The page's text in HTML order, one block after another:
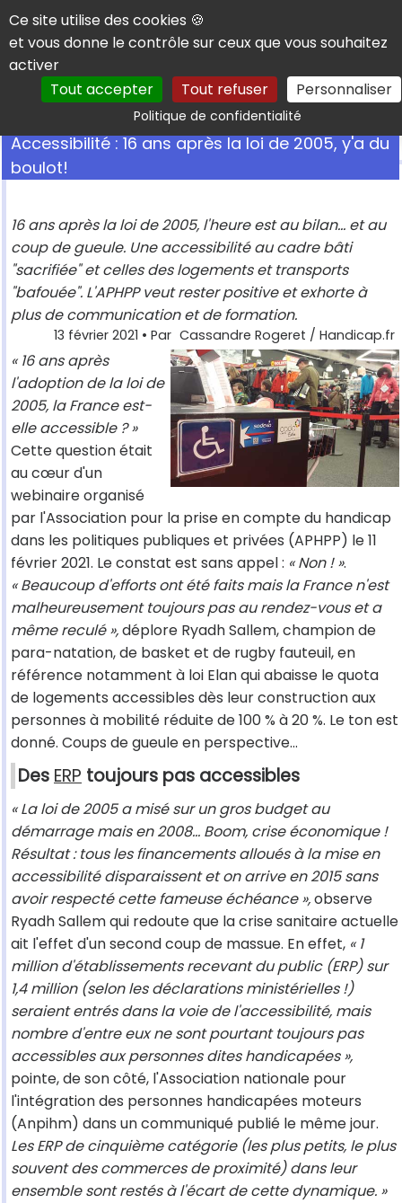
Panneau de gestion des cookies
Ce site utilise des cookies 🍪
et vous donne le contrôle sur ceux que vous souhaitez
activer
Tout accepter
Tout refuser Personnaliser
Politique de confidentialitéRechercher
Accessibilité : 16 ans après la loi de 2005, y'a du
boulot!
16 ans après la loi de 2005, l'heure est au bilan... et au
coup de gueule. Une accessibilité au cadre bâti
"sacrifiée" et celles des logements et transports
"bafouée". L'APHPP veut rester positive et exhorte à
plus de communication et de formation.
13 février 2021 • Par Cassandre Rogeret / Handicap.fr
« 16 ans après
l'adoption de la loi de
2005, la France est-
elle accessible ? »
Cette question était
au cœur d'un
webinaire organisé
par l'Association pour la prise en compte du handicap
dans les politiques publiques et privées (APHPP) le 11
février 2021. Le constat est sans appel : « Non ! ».
« Beaucoup d'efforts ont été faits mais la France n'est
malheureusement toujours pas au rendez-vous et a
même reculé »,déplore Ryadh Sallem, champion de
para-natation, de basket et de rugby fauteuil, en
référence notamment à loi Elan qui abaisse le quota
de logements accessibles dès leur construction aux
personnes à mobilité réduite de 100 % à 20 %. Le ton est
donné. Coups de gueule en perspective...
Des ERP toujours pas accessibles
« La loi de 2005 a misé sur un gros budget au
démarrage mais en 2008... Boom, crise économique !
Résultat : tous les financements alloués à la mise en
accessibilité disparaissent et on arrive en 2015 sans
avoir respecté cette fameuse échéance »,observe
Ryadh Sallem qui redoute que la crise sanitaire actuelle
ait l'effet d'un second coup de massue. En effet, « 1
million d'établissements recevant du public (ERP) sur
1,4 million (selon les déclarations ministérielles !)
seraient entrés dans la voie de l'accessibilité, mais
nombre d'entre eux ne sont pourtant toujours pas
accessibles aux personnes dites handicapées »,
pointe, de son côté, l'Association nationale pour
l'intégration des personnes handicapées moteurs
(Anpihm) dans un communiqué publié le même jour.
Les ERP de cinquième catégorie (les plus petits, le plus
souvent des commerces de proximité) dans leur
ensemble sont restés à l'écart de cette dynamique. »